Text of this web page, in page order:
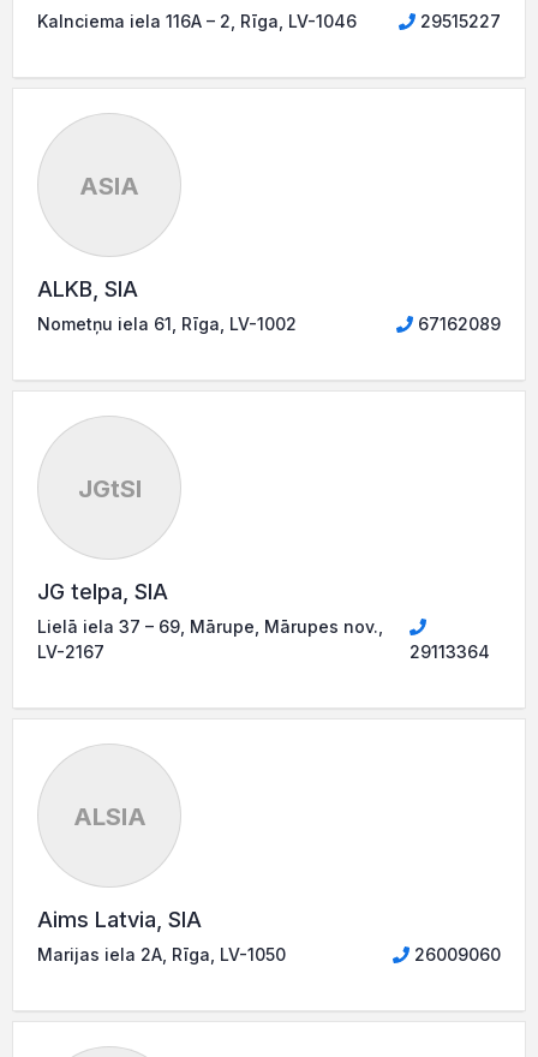
Kalnciema iela 116A – 2, Rīga, LV-1046 29515227
ASIA
ALKB, SIA
Nometņu iela 61, Rīga, LV-1002 67162089
JGtSI
JG telpa, SIA
Lielā iela 37 – 69, Mārupe, Mārupes nov.,
LV-2167
29113364
ALSIA
Aims Latvia, SIA
Marijas iela 2A, Rīga, LV-1050 26009060